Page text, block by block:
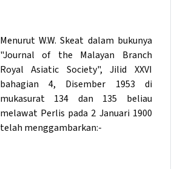
Menurut W.W. Skeat dalam bukunya
"Journal of the Malayan Branch
Royal Asiatic Society", Jilid XXVI
bahagian 4, Disember 1953 di
mukasurat 134 dan 135 beliau
melawat Perlis pada 2 Januari 1900
telah menggambarkan:-